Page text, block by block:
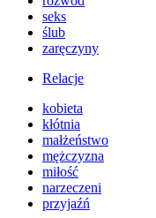
seks
ślub
zaręczyny
Relacje
kobieta
kłótnia
małżeństwo
mężczyzna
miłość
narzeczeni
przyjaźń